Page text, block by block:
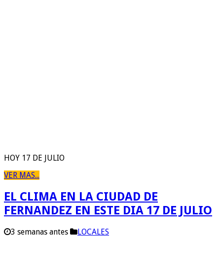
HOY 17 DE JULIO
VER MAS...
EL CLIMA EN LA CIUDAD DE
FERNANDEZ EN ESTE DIA 17 DE JULIO
3 semanas antes LOCALES